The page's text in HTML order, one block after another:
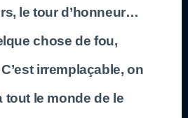
le tour d’honneur…
chose de fou,
irremplaçable, on
tout le monde de le